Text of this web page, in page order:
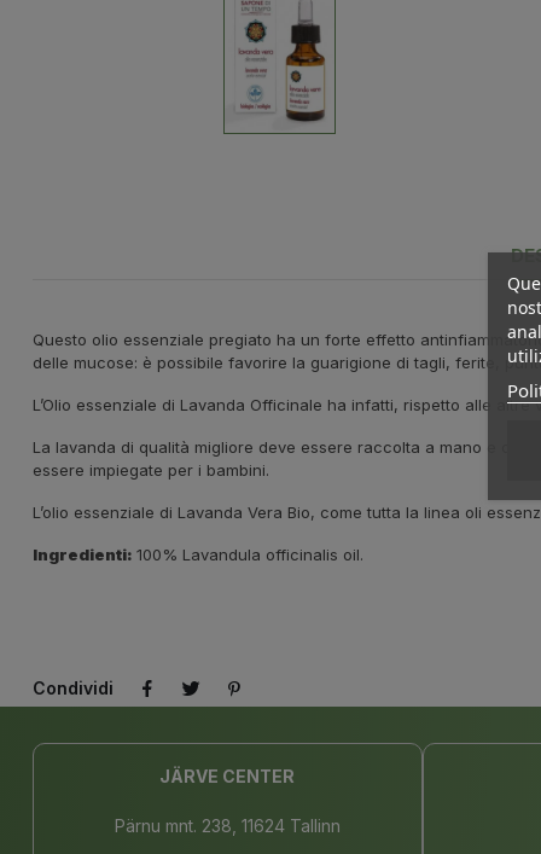
Questo olio essenziale pregiato ha un forte effetto
delle mucose: è possibile favorire la guarigione di tagli, ferite,
L’Olio essenziale di Lavanda Officinale ha infatti, rispetto alle
La lavanda di qualità migliore deve essere raccolta a mano e dà
essere impiegate per i bambini.
L’olio essenziale di Lavanda Vera Bio, come tutta la linea oli
Ingredienti: 100% Lavandula officinalis oil.
Condividi
JÄRVE CENTER
Pärnu mnt. 238, 11624 Tallinn